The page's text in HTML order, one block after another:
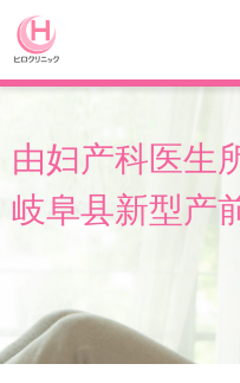
由妇产科医生
岐阜县新型产